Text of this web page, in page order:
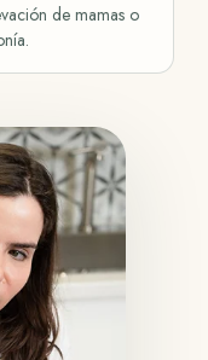
de mamas o